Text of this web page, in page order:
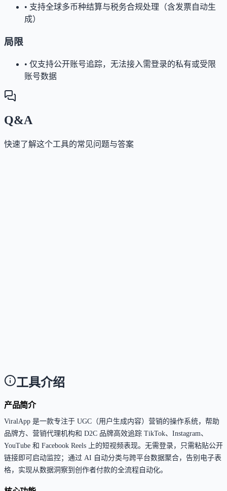
• 支持全球多币种结算与税务合规处理（含发票自动生
成）
局限
• 仅支持公开账号追踪，无法接入需登录的私有或受限
账号数据
Q&A
快速了解这个工具的常见问题与答案
工具介绍
产品简介
ViralApp 是一款专注于 UGC（用户生成内容）营销的操作系统，帮助
品牌方、营销代理机构和 D2C 品牌高效追踪 TikTok、Instagram、
YouTube 和 Facebook Reels 上的短视频表现。无需登录，只需粘贴公开
链接即可启动监控；通过 AI 自动分类与跨平台数据聚合，告别电子表
格，实现从数据洞察到创作者付款的全流程自动化。